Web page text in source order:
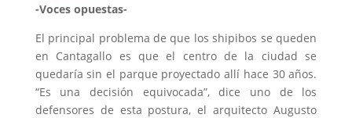
-Voces opuestas-
El principal problema de que los shipibos se queden
en Cantagallo es que el centro de la ciudad se
quedaría sin el parque proyectado allí hace 30 años.
“Es una decisión equivocada”, dice uno de los
defensores de esta postura, el arquitecto Augusto